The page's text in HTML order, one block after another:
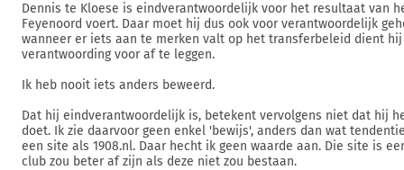
Dennis te Kloese is eindverantwoordelijk voor het resultaat van
Feyenoord voert. Daar moet hij dus ook voor verantwoordelijk
wanneer er iets aan te merken valt op het transferbeleid dient
verantwoording voor af te leggen.
Ik heb nooit iets anders beweerd.
Dat hij eindverantwoordelijk is, betekent vervolgens niet dat hij
doet. Ik zie daarvoor geen enkel 'bewijs', anders dan wat
een site als 1908.nl. Daar hecht ik geen waarde aan. Die site is
club zou beter af zijn als deze niet zou bestaan.